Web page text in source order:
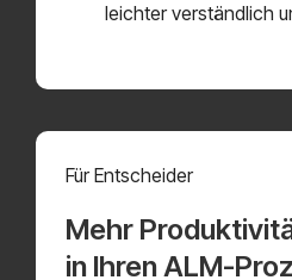
leichter verständlich
Für Entscheider
Mehr
in Ihren ALM-